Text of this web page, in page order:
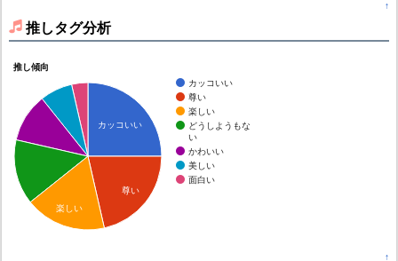
↑
推しタグ分析
推し傾向
カッコいい
尊い
楽しい
どうしようもな
い
かわいい
美しい
面白い
カッコいい
尊い
楽しい
↑